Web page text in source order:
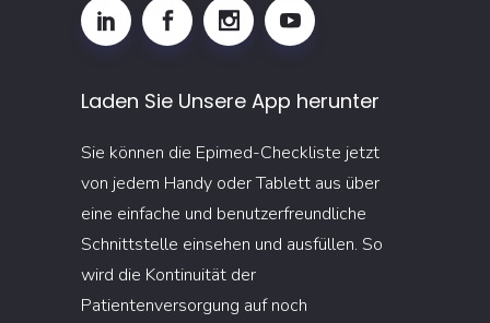
Laden Sie Unsere App herunter
Sie können die Epimed-Checkliste jetzt
von jedem Handy oder Tablett aus über
eine einfache und benutzerfreundliche
Schnittstelle einsehen und ausfüllen. So
wird die Kontinuität der
Patientenversorgung auf noch